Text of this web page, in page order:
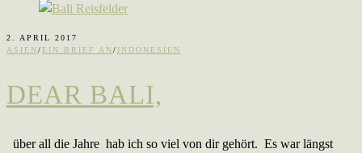
2. APRIL 2017
ASIEN/EIN BRIEF AN/ INDONESIEN
DEAR BALI,
über all die Jahre hab ich so viel von dir gehört. Es war längst